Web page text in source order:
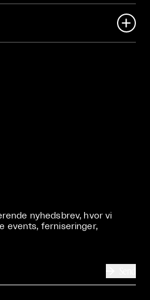

nyhedsbrev, hvor vi
events, ferniseringer,